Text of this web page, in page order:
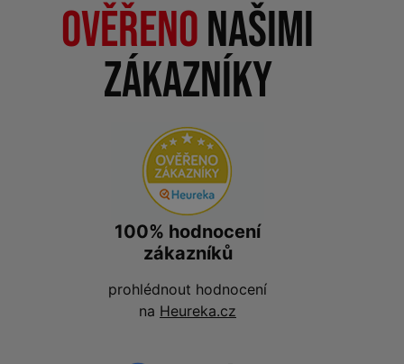
Ověřenonašimi
zákazníky
100% hodnocení
zákazníků
prohlédnout hodnocení
na Heureka.cz